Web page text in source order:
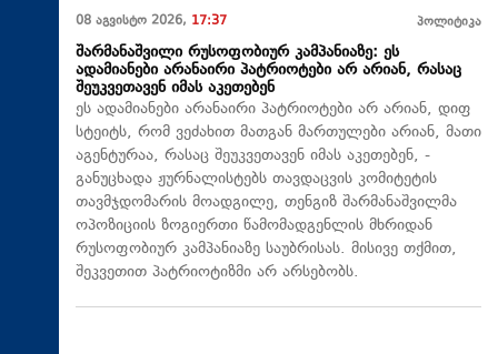
08 აგვისტო 2026, 17:37 პოლიტიკა
შარმანაშვილი რუსოფობიურ კამპანიაზე: ეს
ადამიანები არანაირი პატრიოტები არ არიან, რასაც
შეუკვეთავენ იმას აკეთებენ
ეს ადამიანები არანაირი პატრიოტები არ არიან, დიფ
სტეიტს, რომ ვეძახით მათგან მართულები არიან, მათი
აგენტურაა, რასაც შეუკვეთავენ იმას აკეთებენ, -
განუცხადა ჟურნალისტებს თავდაცვის კომიტეტის
თავმჯდომარის მოადგილე, თენგიზ შარმანაშვილმა
ოპოზიციის ზოგიერთი წამომადგენლის მხრიდან
რუსოფობიურ კამპანიაზე საუბრისას. მისივე თქმით,
შეკვეთით პატრიოტიზმი არ არსებობს.